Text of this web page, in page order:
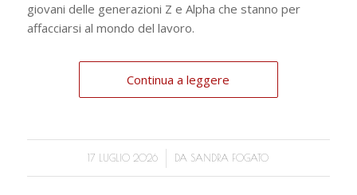
giovani delle generazioni Z e Alpha che stanno per
affacciarsi al mondo del lavoro.
Continua a leggere
17 LUGLIO 2026
/ DA SANDRA FOGATO